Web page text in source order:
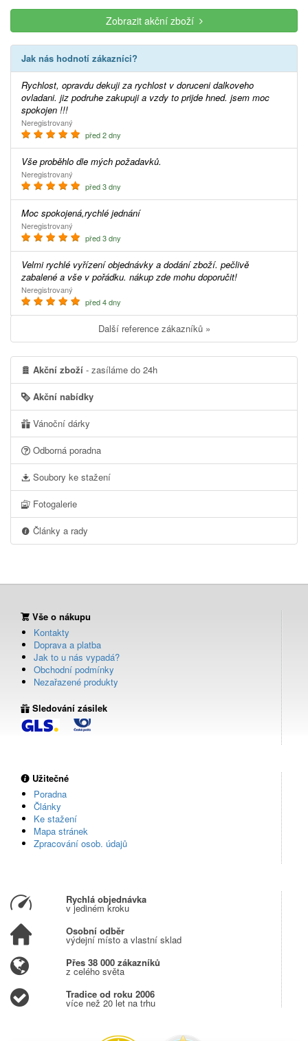
Zobrazit akční zboží
Jak nás hodnotí zákazníci?
Rychlost, opravdu dekuji za rychlost v doruceni dalkoveho
ovladani. jiz podruhe zakupuji a vzdy to prijde hned. jsem moc
spokojen !!!
Neregistrovaný
před 2 dny
Vše proběhlo dle mých požadavků.
Neregistrovaný
před 3 dny
Moc spokojená,rychlé jednání
Neregistrovaný
před 3 dny
Velmi rychlé vyřízení objednávky a dodání zboží. pečlivě
zabalené a vše v pořádku. nákup zde mohu doporučit!
Neregistrovaný
před 4 dny
Další reference zákazníků »
Akční zboží - zasíláme do 24h
Akční nabídky
Vánoční dárky
Odborná poradna
Soubory ke stažení
Fotogalerie
Články a rady
Vše o nákupu
Kontakty
Doprava a platba
Jak to u nás vypadá?
Obchodní podmínky
Nezařazené produkty
Sledování zásilek
Užitečné
Poradna
Články
Ke stažení
Mapa stránek
Zpracování osob. údajů
Rychlá objednávka
v jediném kroku
Osobní odběr
výdejní místo a vlastní sklad
Přes 38 000 zákazníků
z celého světa
Tradice od roku 2006
více než 20 let na trhu